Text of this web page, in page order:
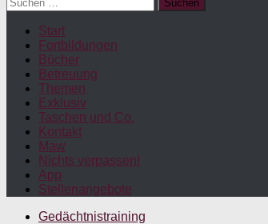
nach:
Start
Fortbildungen
Bücher
Betreuung
Themen
Exklusiv
Taschen und Co.
Kontakt
Maw
Nichts verpassen!
App
Stellenangebote
Gedächtnistraining